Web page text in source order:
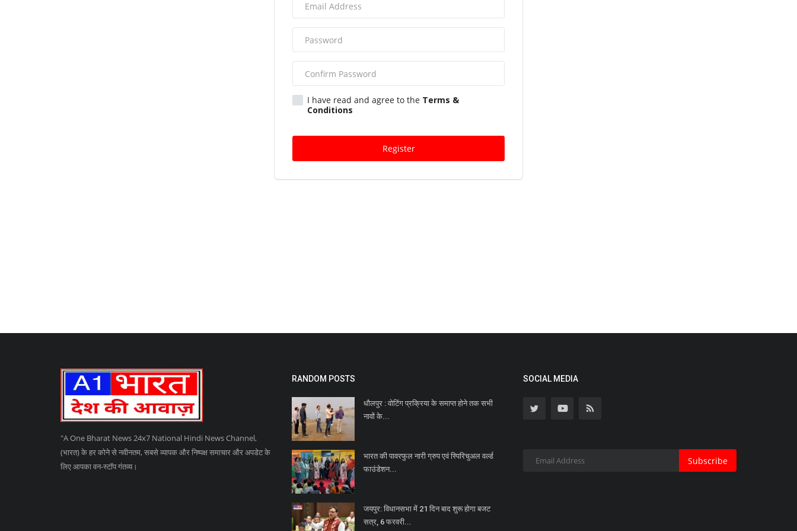
I have read and agree to the Terms &
Conditions
Register
"A One Bharat News 24x7 National Hindi News Channel,
(भारत) के हर कोने से नवीनतम, सबसे व्यापक और निष्पक्ष समाचार और अपडेट के
लिए आपका वन-स्टॉप गंतव्य।
RANDOM POSTS
धौलपुर : वोटिंग प्रक्रिया के समाप्त होने तक सभी
नावों के...
भारत की पावरफुल नारी ग्रुप एवं स्पिरिचुअल वर्ल्ड
फाउंडेशन...
जयपुर: विधानसभा में 21 दिन बाद शुरू होगा बजट
सत्र, 6 फरवरी...
SOCIAL MEDIA
Subscribe